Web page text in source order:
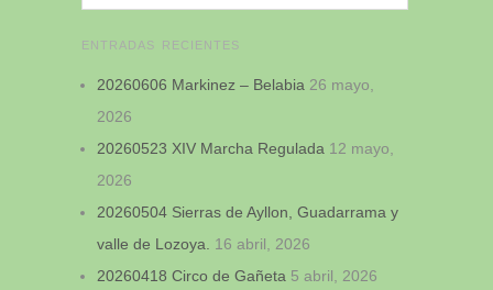
ENTRADAS RECIENTES
20260606 Markinez – Belabia 26 mayo,
2026
20260523 XIV Marcha Regulada 12 mayo,
2026
20260504 Sierras de Ayllon, Guadarrama y
valle de Lozoya.
16 abril, 2026
20260418 Circo de Gañeta 5 abril, 2026